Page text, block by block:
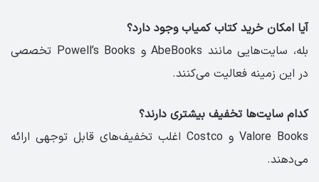
آیا امکان خرید کتاب کمیاب وجود دارد؟
بله، سایت‌هایی مانند AbeBooks و Powell’s Books تخصصی
در این زمینه فعالیت می‌کنند.
کدام سایت‌ها تخفیف بیشتری دارند؟
Valore Books و Costco اغلب تخفیف‌های قابل توجهی ارائه
می‌دهند.